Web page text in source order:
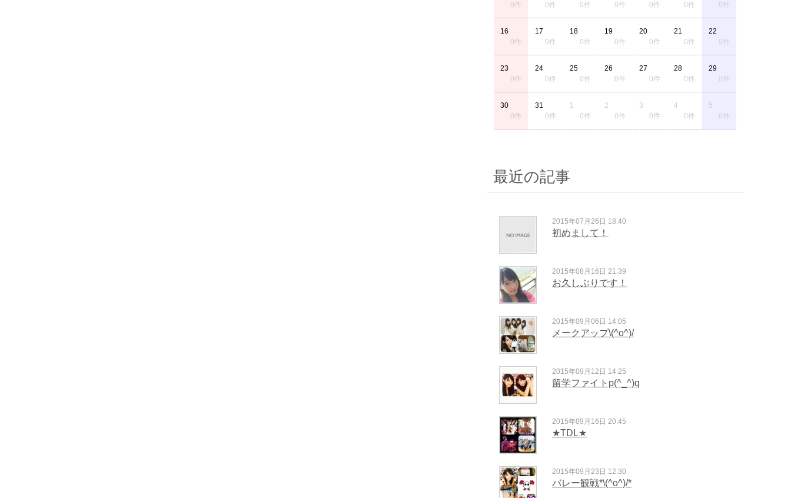
0件
0件
0件
0件
0件
0件
0件
16
0件
17
0件
18
0件
19
0件
20
0件
21
0件
22
0件
23
0件
24
0件
25
0件
26
0件
27
0件
28
0件
29
0件
30
0件
31
0件
1
0件
2
0件
3
0件
4
0件
5
0件
最近の記事
初めまして！
2015年07月26日 18:40
お久しぶりです！
2015年08月16日 21:39
メークアップ\(^o^)/
2015年09月06日 14:05
留学ファイトp(^_^)q
2015年09月12日 14:25
★TDL★
2015年09月16日 20:45
バレー観戦*\(^o^)/*
2015年09月23日 12:30